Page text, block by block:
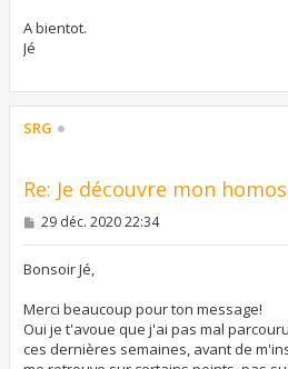
A bientot.
Jé
SRG
Re: Je découvre mon
M
s
s
e
29 déc. 2020 22:34
Bonsoir Jé,
Merci beaucoup pour ton message!
Oui je t'avoue que j'ai pas mal
ces dernières semaines, avant de